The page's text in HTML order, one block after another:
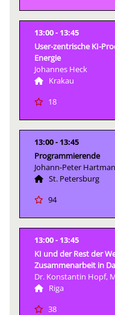
13:00
13:45
User-zentrische KI-
Energie​​
Johannes Heck
Krakau
18
13:00
13:45
Programmierende
Johann-Peter
St. Petersburg
94
13:00
13:45
KI und der Rest der
Zusammenarbeit in
Dr. Konstantin Hopf,
Riga
38